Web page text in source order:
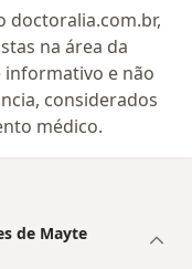
doctoralia.com.br,
na área da
e não
considerados
médico.
de Mayte